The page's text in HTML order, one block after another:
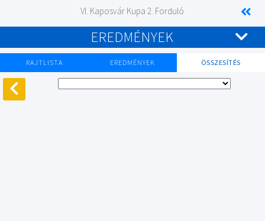
VI. Kaposvár Kupa 2. Forduló
EREDMÉNYEK
RAJTLISTA EREDMÉNYEK ÖSSZESÍTÉS